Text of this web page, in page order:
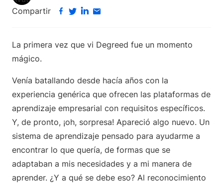
Compartir
La primera vez que vi Degreed fue un momento
mágico.
Venía batallando desde hacía años con la
experiencia genérica que ofrecen las plataformas de
aprendizaje empresarial con requisitos específicos.
Y, de pronto, ¡oh, sorpresa! Apareció algo nuevo. Un
sistema de aprendizaje pensado para ayudarme a
encontrar lo que quería, de formas que se
adaptaban a mis necesidades y a mi manera de
aprender. ¿Y a qué se debe eso? Al reconocimiento